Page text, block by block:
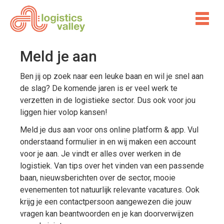
Meld je aan
Ben jij op zoek naar een leuke baan en wil je snel aan
de slag? De komende jaren is er veel werk te
verzetten in de logistieke sector. Dus ook voor jou
liggen hier volop kansen!
Meld je dus aan voor ons online platform & app. Vul
onderstaand formulier in en wij maken een account
voor je aan. Je vindt er alles over werken in de
logistiek. Van tips over het vinden van een passende
baan, nieuwsberichten over de sector, mooie
evenementen tot natuurlijk relevante vacatures. Ook
krijg je een contactpersoon aangewezen die jouw
vragen kan beantwoorden en je kan doorverwijzen